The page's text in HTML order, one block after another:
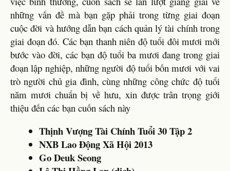
những vấn đề mà bạn gặp phải trong từng giai đoạn
cuộc đời và hướng dẫn bạn cách quản lý tài chính trong
giai đoạn đó. Các bạn thanh niên độ tuổi đôi mươi mới
bước vào đời, các bạn độ tuổi ba mươi đang trong giai
đoạn lập nghiệp, những người độ tuổi bốn mươi với vai
trò người chủ gia đình, cùng những công chức độ tuổi
năm mươi chuẩn bị về hưu, xin được trân trọng giới
thiệu đến các bạn cuốn sách này
Thịnh Vượng Tài Chính Tuổi 30 Tập 2
NXB Lao Động Xã Hội 2013
Go Deuk Seong